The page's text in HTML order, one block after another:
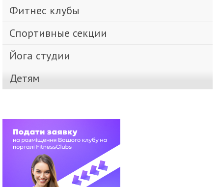
Фитнес клубы
Спортивные секции
Йога студии
Детям